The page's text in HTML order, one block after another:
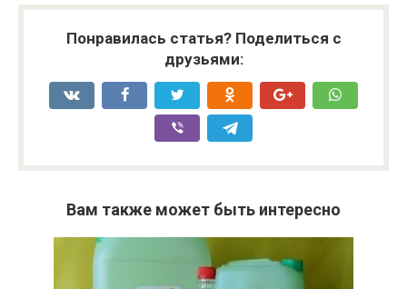
Понравилась статья? Поделиться с
друзьями:
Вам также может быть интересно